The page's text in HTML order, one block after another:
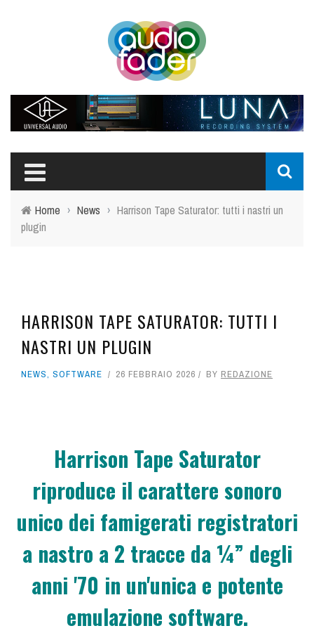
Home › News › Harrison Tape Saturator: tutti i nastri un
plugin
HARRISON TAPE SATURATOR: TUTTI I
NASTRI UN PLUGIN
NEWS, SOFTWARE 26 FEBBRAIO 2026 BY REDAZIONE
Harrison Tape Saturator
riproduce il carattere sonoro
unico dei famigerati registratori
a nastro a 2 tracce da ¼” degli
anni '70 in un'unica e potente
emulazione software.